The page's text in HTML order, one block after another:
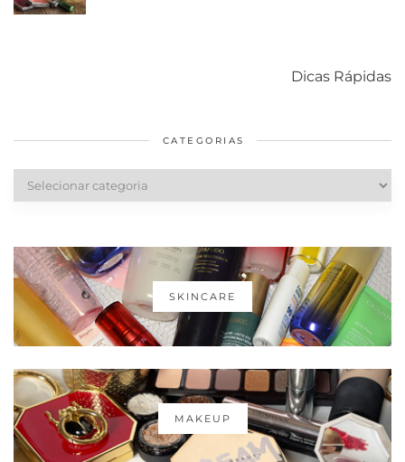
Dicas Rápidas
diários
cabelos
CATEGORIAS
SKINCARE
MAKEUP